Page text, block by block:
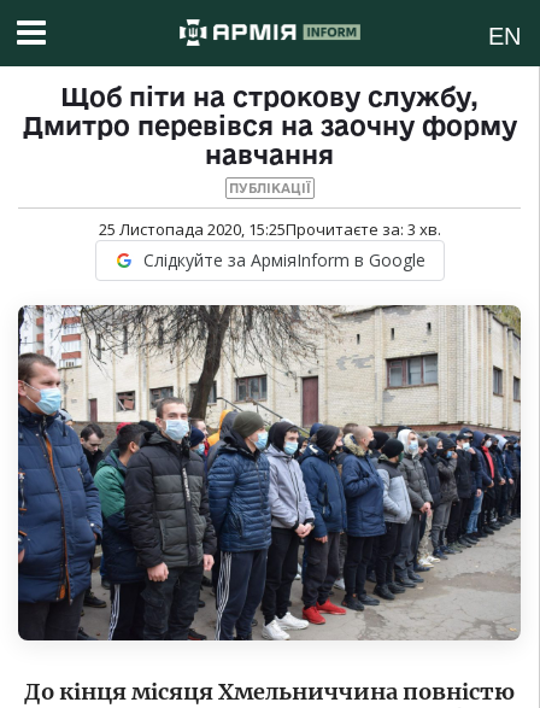
EN
Щоб піти на строкову службу,
Дмитро перевівся на заочну форму
навчання
ПУБЛІКАЦІЇ
25 Листопада 2020, 15:25Прочитаєте за: 3 хв.
Слідкуйте за АрміяInform в Google
До кінця місяця Хмельниччина повністю